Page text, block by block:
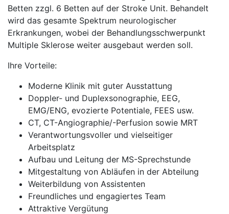
Betten zzgl. 6 Betten auf der Stroke Unit. Behandelt
wird das gesamte Spektrum neurologischer
Erkrankungen, wobei der Behandlungsschwerpunkt
Multiple Sklerose weiter ausgebaut werden soll.
Ihre Vorteile:
Moderne Klinik mit guter Ausstattung
Doppler- und Duplexsonographie, EEG,
EMG/ENG, evozierte Potentiale, FEES usw.
CT, CT-Angiographie/-Perfusion sowie MRT
Verantwortungsvoller und vielseitiger
Arbeitsplatz
Aufbau und Leitung der MS-Sprechstunde
Mitgestaltung von Abläufen in der Abteilung
Weiterbildung von Assistenten
Freundliches und engagiertes Team
Attraktive Vergütung